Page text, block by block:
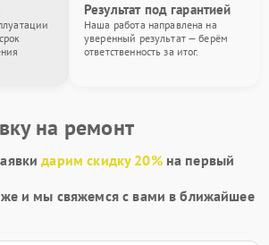
Результат под гарантией
Наша работа направлена на
уверенный результат — берём
ответственность за итог.
на ремонт
дарим скидку 20%на первый
и мы свяжемся с вами в ближайшее